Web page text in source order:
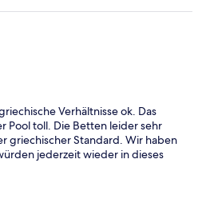
Verhältnisse ok. Das
Pool toll. Die Betten leider sehr
griechischer Standard. Wir haben
jederzeit wieder in dieses